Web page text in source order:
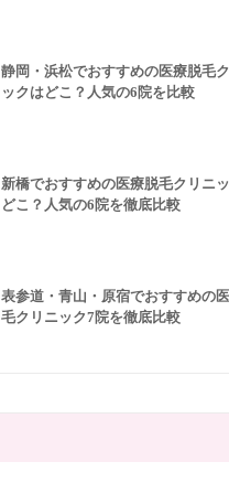
静岡・浜松でおすすめの医療脱毛
ックはどこ？人気の6院を比較
新橋でおすすめの医療脱毛クリニ
どこ？人気の6院を徹底比較
表参道・青山・原宿でおすすめの
毛クリニック7院を徹底比較